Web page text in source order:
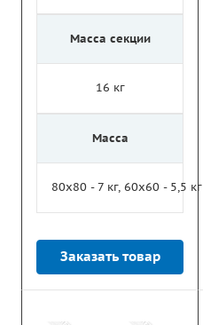
Масса секции
16 кг
Масса
80х80 - 7 кг, 60х60 - 5,5 кг
Заказать товар